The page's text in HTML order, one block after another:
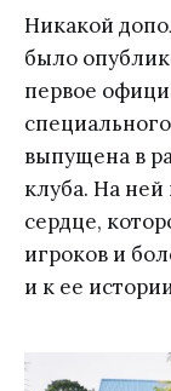
Никакой
было
первое
выпущена в
клуба. На ней
сердце,
игроков и
и к ее